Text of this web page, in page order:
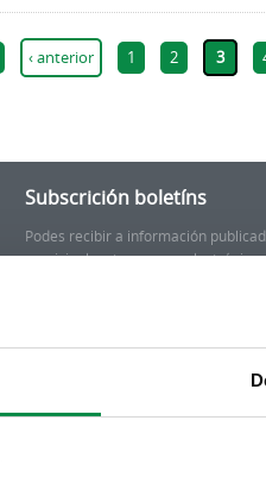
‹ anterior 1 2 3
Subscrición boletíns
Podes recibir a información
municipal no teu correo electrónico